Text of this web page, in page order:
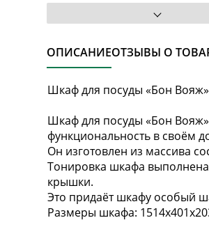
ОПИСАНИЕОТЗЫВЫ О
Шкаф для посуды «Бон Вояж»
Шкаф для посуды «Бон
функциональность в своём
Он изготовлен из массива
Тонировка шкафа выполнена
крышки.
Это придаёт шкафу особый
Размеры шкафа: